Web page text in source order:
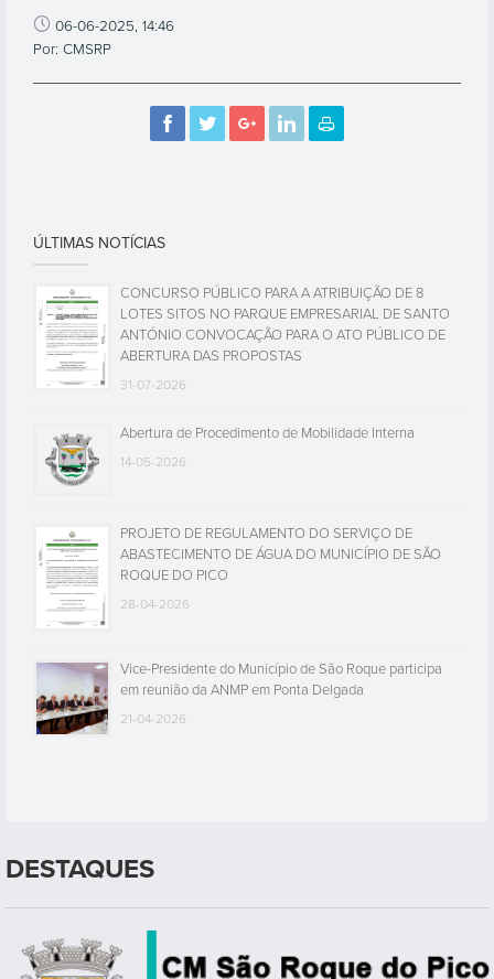
06-06-2025, 14:46
Por: CMSRP
ÚLTIMAS NOTÍCIAS
CONCURSO PÚBLICO PARA A ATRIBUIÇÃO DE 8
LOTES SITOS NO PARQUE EMPRESARIAL DE SANTO
ANTÓNIO CONVOCAÇÃO PARA O ATO PÚBLICO DE
ABERTURA DAS PROPOSTAS
31-07-2026
Abertura de Procedimento de Mobilidade Interna
14-05-2026
PROJETO DE REGULAMENTO DO SERVIÇO DE
ABASTECIMENTO DE ÁGUA DO MUNICÍPIO DE SÃO
ROQUE DO PICO
28-04-2026
Vice-Presidente do Município de São Roque participa
em reunião da ANMP em Ponta Delgada
21-04-2026
DESTAQUES